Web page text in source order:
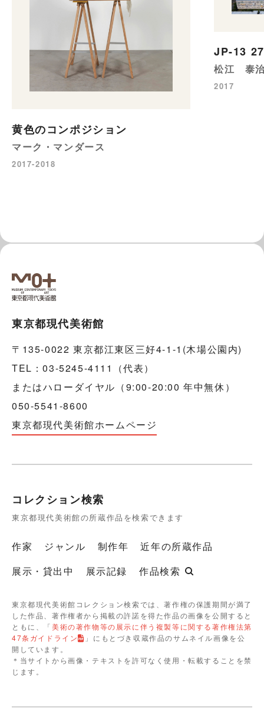
黄色のコンポジション
マーク・マンダース
2017-2018
JP-13 27
松江 泰
2017
東京都現代美術館
〒135-0022 東京都江東区三好4-1-1(木場公園内)
TEL：03-5245-4111（代表）
またはハローダイヤル（9:00-20:00 年中無休）
050-5541-8600
東京都現代美術館ホームページ
コレクション検索
東京都現代美術館の所蔵作品を検索できます
作家 ジャンル 制作年
近年の所蔵作品
展示・貸出中
展示記録 作品検索
東京都現代美術館コレクション検索では、著作権の保護期間が満了
した作品、著作権者から掲載の許諾を得た作品の画像を公開すると
ともに、「美術の著作物等の展示に伴う複製等に関する著作権法第
47条ガイドライン
」にもとづき収蔵作品のサムネイル画像を公
開しています。
＊当サイトから画像・テキストを許可なく使用・転載することを禁
じます。